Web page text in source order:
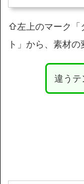
⇧左上のマーク「
ト」から、素材の
違うテ